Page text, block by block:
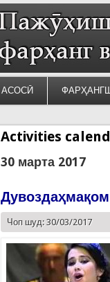
АСОСӢ
Activities
30 марта 2017
Чоп шуд: 30/03/2017